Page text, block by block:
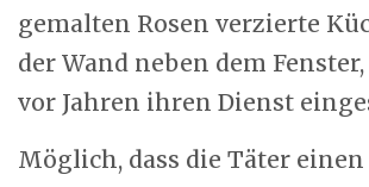
gemalten Rosen verzierte
der Wand neben dem
vor Jahren ihren Dienst
Möglich, dass die Täter einen